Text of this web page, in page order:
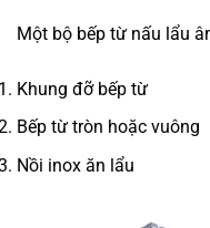
Một bộ bếp từ nấu lẩu
Khung đỡ bếp từ
Bếp từ tròn hoặc vuông
Nồi inox ăn lẩu